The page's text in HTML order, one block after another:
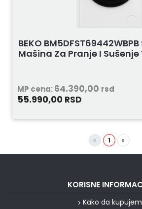
BEKO
Mašina Za Pranje I Sušenje
MP cena:64.390,00 rsd
55.990,00 RSD
« 1 »
KORISNE
Kako da